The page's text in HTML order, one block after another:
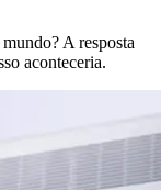
A resposta
aconteceria.